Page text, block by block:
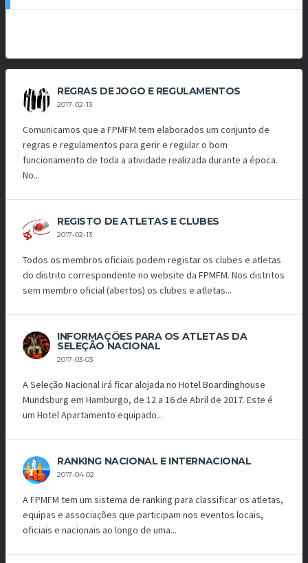
REGRAS DE JOGO E REGULAMENTOS
2017-02-13
Comunicamos que a FPMFM tem elaborados um conjunto de
regras e regulamentos para gerir e regular o bom
funcionamento de toda a atividade realizada durante a época.
No...
REGISTO DE ATLETAS E CLUBES
2017-02-13
Todos os membros oficiais podem registar os clubes e atletas
do distrito correspondente no website da FPMFM. Nos distritos
sem membro oficial (abertos) os clubes e atletas...
INFORMAÇÕES PARA OS ATLETAS DA
SELEÇÃO NACIONAL
2017-03-03
A Seleção Nacional irá ficar alojada no Hotel Boardinghouse
Mundsburg em Hamburgo, de 12 a 16 de Abril de 2017. Este é
um Hotel Apartamento equipado...
RANKING NACIONAL E INTERNACIONAL
2017-04-02
A FPMFM tem um sistema de ranking para classificar os atletas,
equipas e associações que participam nos eventos locais,
oficiais e nacionais ao longo de uma...